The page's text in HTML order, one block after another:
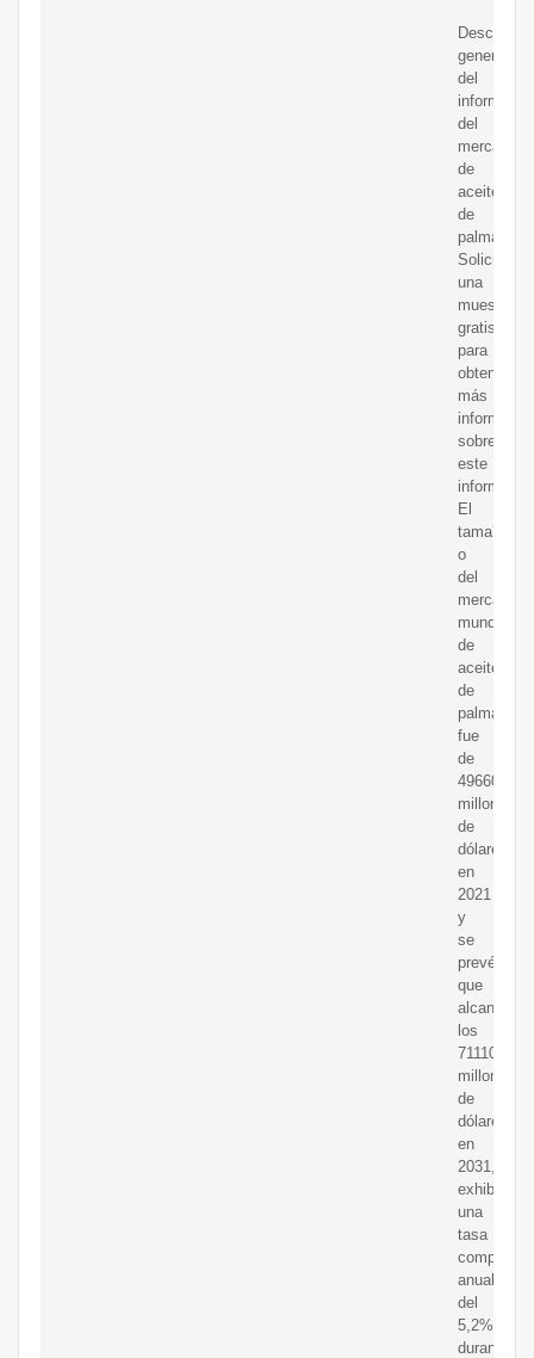
general
del
informe
del
mercado
de
aceite
de
palma.
Solicite
una
muestra
gratis
para
obtener
más
sobre
este
informe.
El
tama?
o
del
mercado
mundial
de
aceite
de
palma
fue
de
49660
millones
de
dólares
en
2021
y
se
prevé
que
alcance
los
71110
millones
de
dólares
en
2031,
exhibiendo
una
tasa
compuesta
anual
del
5,2%
durante